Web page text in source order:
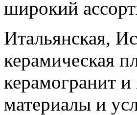
широкий
Итальянская,
керамическая
керамогранит
материалы и